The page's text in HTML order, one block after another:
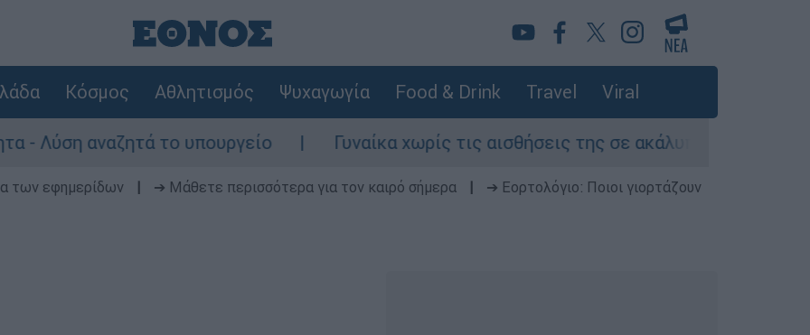
Κόσμος Αθλητισμός Ψυχαγωγία Food & Drink Travel Viral
αναζητά το υπουργείο Γυναίκα χωρίς τις αισθήσεις της σε ακάλυπτο πολυκατοικίας
των εφημερίδων ➔ Μάθετε περισσότερα για τον καιρό σήμερα
➔ Εορτολόγιο: Ποιοι γιορτάζουν